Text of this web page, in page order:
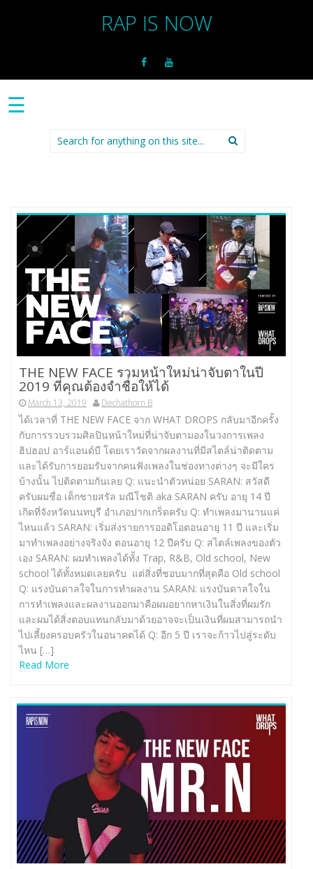
RAP IS NOW
☰
Search
for:
THE NEW FACE รวมหน้าใหม่น่าจับตาในปี
2019 ที่คุณต้องจำชื่อให้ได้
March 13, 2019 Dechathorn B
ได้เวลาที่ THE NEW FACE จาก WHAT DROPS กลับมาอีกครั้ง
กับการรวบรวมศิลปินหน้าใหม่ที่น่าจับตามองในวงการเพลง
ฮิปฮอป อาร์แอนด์บี โดยเราวัดจากผลงานที่มีสไตล์น่าติดตาม
และได้รับการยอมรับจากคนฟังเพลงในช่องทางต่างๆ จะมีใคร
บ้างนั้น ไปติดตามกันเลย Q: แนะนำตัวหน่อย SARAN: สวัสดี
ครับผมชื่อ เด็กชายสรัล มณีโชติ aka SARAN ครับ อายุ 14 ปี
เกิดที่จังหวัดนนทบุรี อำเภอปากเกร็ดครับ Q: ทำเพลงมานานแค่
ไหนแล้ว SARAN: เริ่มส่งรายการออดิโอตอนอายุ 11 ปี และเริ่ม
มาทำเพลงอย่างจริงจัง ตอนอายุ 12 ปีครับ Q: สไตล์เพลงของตัว
เอง SARAN: ผมทำเพลงได้ทั้ง Trap, R&B, Old school, New
school ได้ทั้งหมดเลยครับ แต่สิ่งที่ชอบมากที่สุดคือ Old school
Q: แรงบันดาลใจในการทำผลงาน SARAN: แรงบันดาลใจใน
การทำเพลงและผลงานออกมาคือผมอยากหาเงินในสิ่งที่ผมรัก
และผมได้สิ่งตอบแทนกลับมาด้วยอาจจะเป็นเงินที่ผมสามารถนำ
ไปเลี้ยงครอบครัวในอนาคตได้ Q: อีก 5 ปี เราจะก้าวไปสู่ระดับ
ไหน […]
Read More